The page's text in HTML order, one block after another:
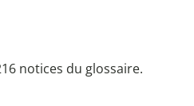
notices du glossaire.